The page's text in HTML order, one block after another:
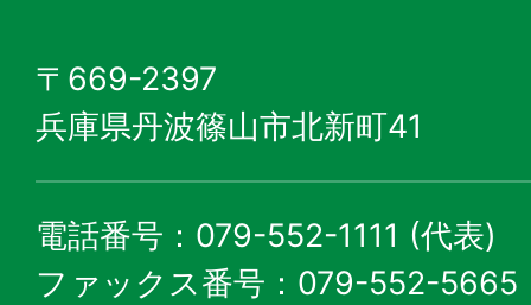
〒669-2397
兵庫県丹波篠山市北新町41
電話番号：079-552-1111 (代表)
ファックス番号：079-552-5665